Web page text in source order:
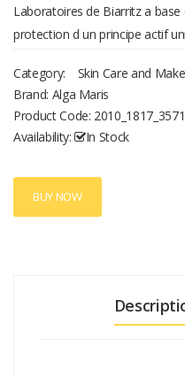
Laboratoires de Biarritz a
protection d un principe actif
fluide et legere, qui protegera
fortes expositions. L indice
tres claires ou sensibles au
pour le visage et le corps,
Category: Skin Care and
Brand: Alga Maris
Product Code:
Availability:
In Stock
BUY NOW